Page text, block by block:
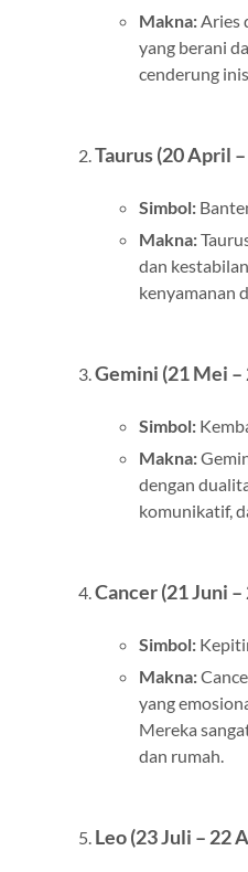
Makna:Aries
yang berani
cenderung
Taurus (20 April
Simbol:
Makna:
dan
kenyamanan
Gemini (21 Mei –
Simbol:
Makna:
dengan
komunikatif,
Cancer (21 Juni –
Simbol:
Makna:
yang
Mereka
dan rumah.
Leo (23 Juli – 22